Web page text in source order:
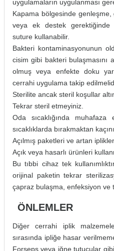
uygulamaların uygulanması
Kapama bölgesinde
veya ek destek
suture kullanabilir.
Bakteri kontaminasyonunun
cisim gibi bakteri bulaşmasını
olmuş veya enfekte doku
cerrahi uygulama takip
Sterilite ancak steril koşullar
Tekrar steril etmeyiniz.
Oda sıcaklığında
sıcaklıklarda bırakmaktan
Açılmış paketleri ve artan iplikleri
Açık veya hasarlı ürünleri
Bu tıbbi cihaz tek
orijinal paketin tekrar
çapraz bulaşma, enfeksiyon ve
ÖNLEMLER
Diğer cerrahi iplik
sırasında ipliğe hasar
Forseps veya iğne tutucular gibi